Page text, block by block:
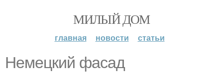
МИЛЫЙ ДОМ
главная новости статьи
Немецкий фасад